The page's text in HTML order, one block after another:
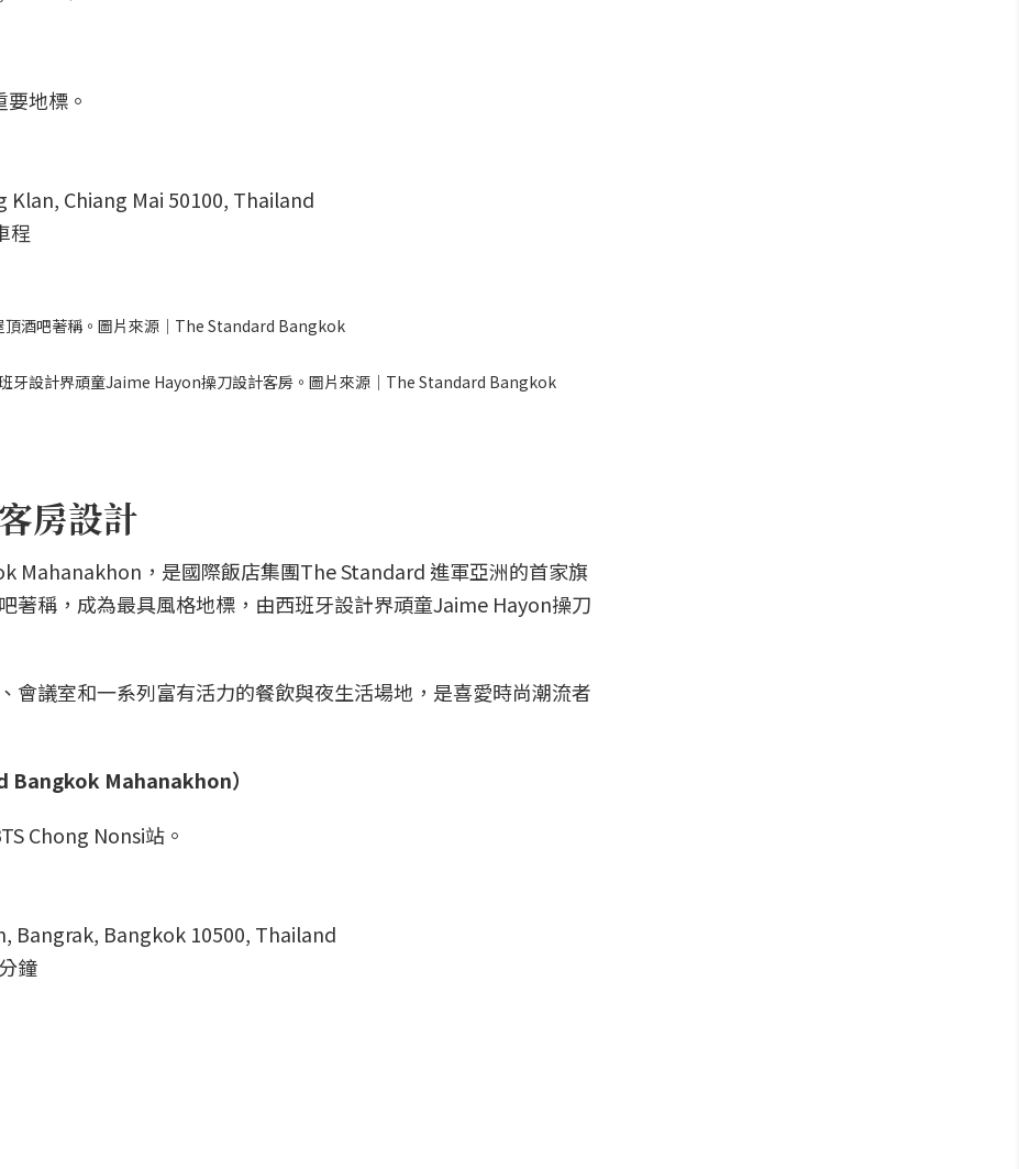
地標。
Klan, Chiang Mai 50100, Thailand
程
酒吧著稱。圖片來源｜The Standard Bangkok
設計界頑童Jaime Hayon操刀設計客房。圖片來源｜The Standard Bangkok
房設計
Mahanakhon，是國際飯店集團The Standard 進軍亞洲的首家旗
著稱，成為最具風格地標，由西班牙設計界頑童Jaime Hayon操刀
會議室和一系列富有活力的餐飲與夜生活場地，是喜愛時尚潮流者
Mahanakhon）
Chong Nonsi站。
Bangrak, Bangkok 10500, Thailand
鐘